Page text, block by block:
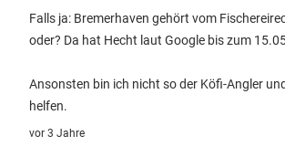
Falls ja: Bremerhaven gehört vom
oder? Da hat Hecht laut Google bis zum
Ansonsten bin ich nicht so der Köfi-Angler
helfen.
vor 3 Jahre